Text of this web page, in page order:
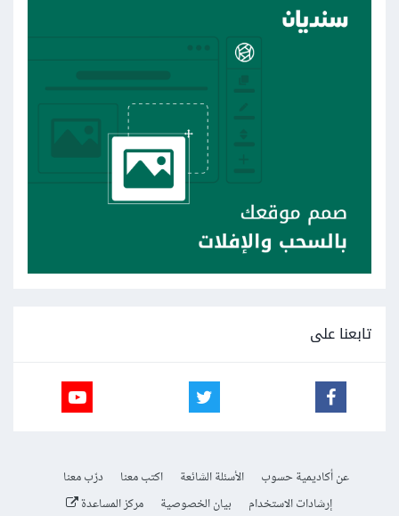
تابعنا على
عن أكاديمية حسوب الأسئلة الشائعة اكتب معنا
درّب معنا
إرشادات الاستخدام
بيان الخصوصية مركز المساعدة